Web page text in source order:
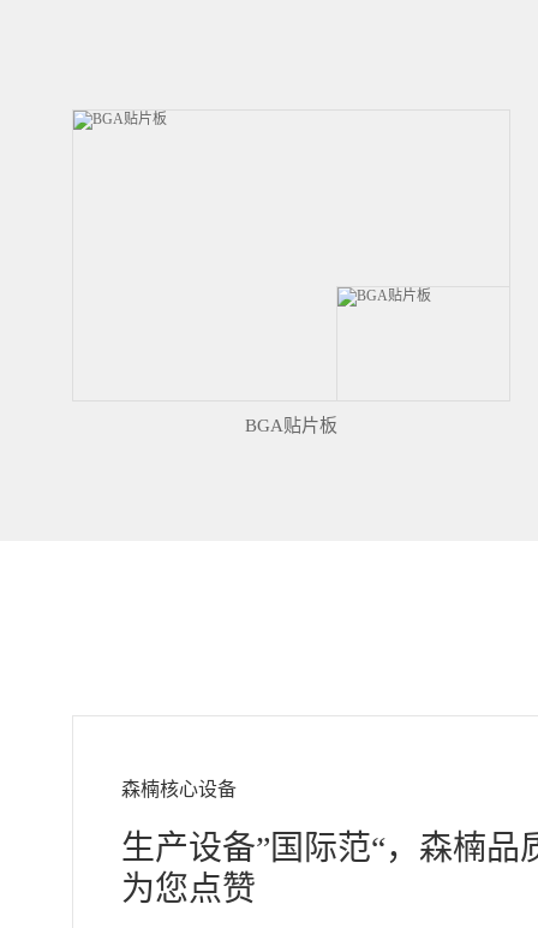
BGA贴片板
森楠核心设备
生产设备”国际范“，森楠品
为您点赞